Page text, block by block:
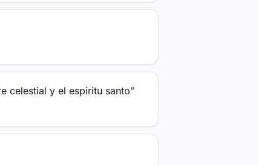
celestial y el espiritu santo”